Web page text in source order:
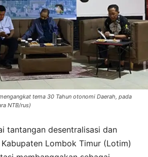
tema 30 Tahun otonomi Daerah, pada
NTB/rus)
tantangan desentralisasi dan
Lombok Timur (Lotim)